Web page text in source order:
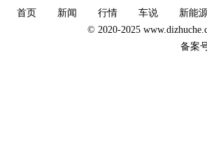
首页 新闻 行情 车说
新能
© 2020-2025
备案